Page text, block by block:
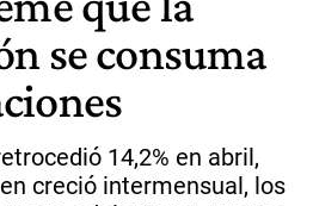
se consuma
14,2% en abril,
creció intermensual, los